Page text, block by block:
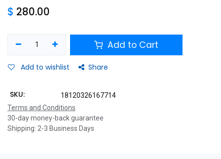
$ 280.00
Add to Cart
Add to wishlist Share
SKU:
18120326167714
Terms and Conditions
30-day money-back guarantee
Shipping: 2-3 Business Days